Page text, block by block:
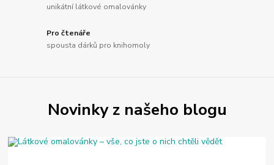
unikátní látkové omalovánky
Pro čtenáře
spousta dárků pro knihomoly
Novinky z našeho blogu